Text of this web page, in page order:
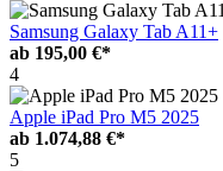
Samsung Galaxy Tab A11+
ab 195,00 €*
4
Apple iPad Pro M5 2025
ab 1.074,88 €*
5